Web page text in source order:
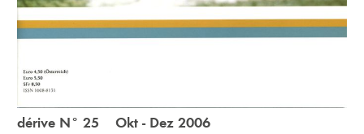
dérive N° 25 Okt - Dez 2006